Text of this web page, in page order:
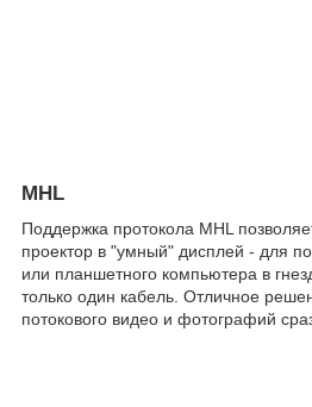
MHL
Поддержка протокола MHL
проектор в "умный" дисплей - для
или планшетного компьютера в
только один кабель. Отличное
потокового видео и фотографий